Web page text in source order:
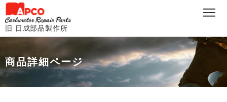
旧 日成部品製作所
商品詳細ページ